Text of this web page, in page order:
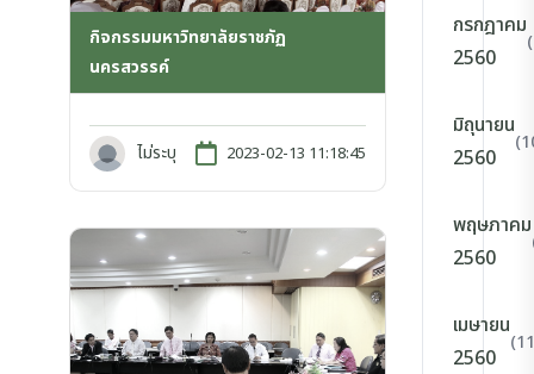
กิจกรรมมหาวิทยาลัยราชภัฏ
นครสวรรค์
ไม่ระบุ 2023-02-13 11:18:45
กรกฎาคม
2560
มิถุนายน
2560
พฤษภาคม
2560
เมษายน
2560